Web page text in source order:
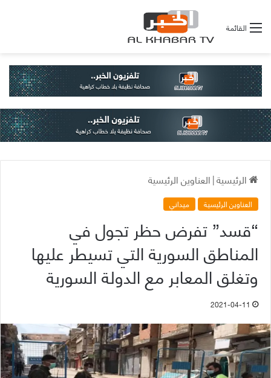
القائمة
الرئيسية|العناوين الرئيسية
العناوين الرئيسية ميداني
“قسد” تفرض حظر تجول في
المناطق السورية التي تسيطر عليها
وتغلق المعابر مع الدولة السورية
2021-04-11